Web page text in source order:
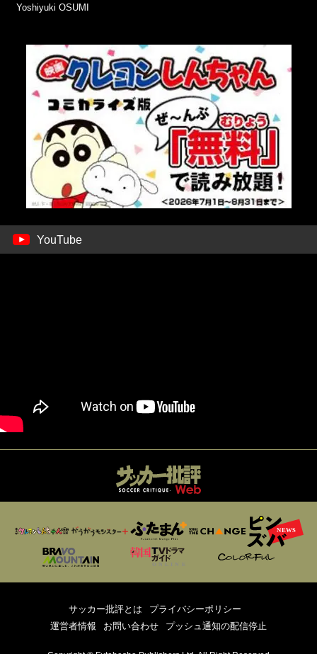
Yoshiyuki OSUMI
YouTube
サッカー批評とは
プライバシーポリシー
運営者情報
お問い合わせ プッシュ通知の配信停止